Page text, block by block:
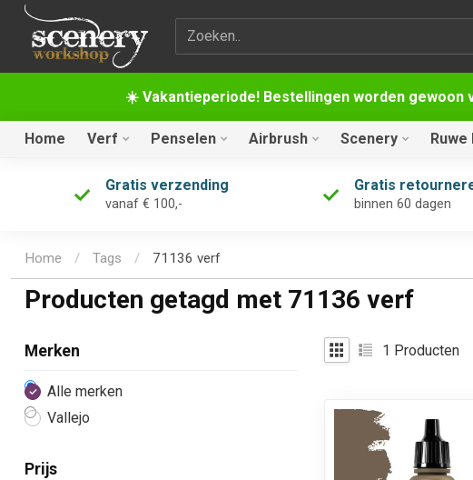
☀️ Vakantieperiode! Bestellingen worden gewoon
Zoekterm
Home Verf Penselen Airbrush Scenery
Gratis verzending
vanaf € 100,-
Gratis
binnen 60 dagen
Home / Tags / 71136 verf
Producten getagd met 71136 verf
Merken
Alle merken
Vallejo
Prijs
1 Producten